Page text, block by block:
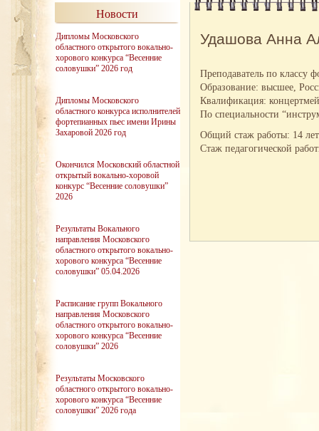
Новости
Дипломы Московского
областного открытого вокально-
хорового конкурса “Весенние
соловушки” 2026 год
Дипломы Московского
областного конкурса исполнителей
фортепианных пьес имени Ирины
Захаровой 2026 год
Окончился Московский областной
открытый вокально-хоровой
конкурс “Весенние соловушки”
2026
Результаты Вокального
направления Московского
областного открытого вокально-
хорового конкурса “Весенние
соловушки” 05.04.2026
Расписание групп Вокального
направления Московского
областного открытого вокально-
хорового конкурса “Весенние
соловушки” 2026
Результаты Московского
областного открытого вокально-
хорового конкурса “Весенние
соловушки” 2026 года
Удашова Анна
Преподаватель по классу
Образование: высшее,
Квалификация:
По специальности
Общий стаж работы: 14 лет
Стаж педагогической